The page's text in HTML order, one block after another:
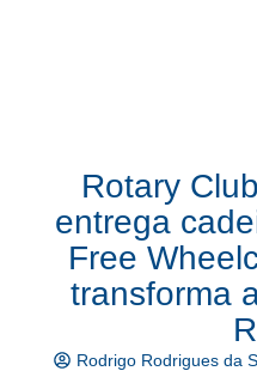
Rotary
entrega
Free
transforma
Rodrigo Rodrigues da